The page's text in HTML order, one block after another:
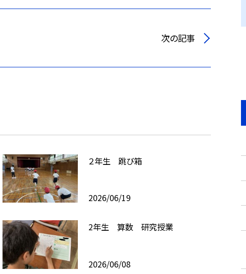
次の記事
２年生 跳び箱
2026/06/19
2年生 算数 研究授業
2026/06/08